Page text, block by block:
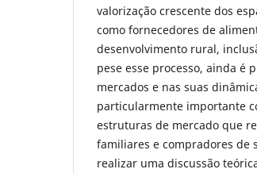
valorização crescente dos
como fornecedores de
desenvolvimento rural,
pese esse processo, ainda é
mercados e nas suas
particularmente importante
estruturas de mercado que
familiares e compradores de
realizar uma discussão